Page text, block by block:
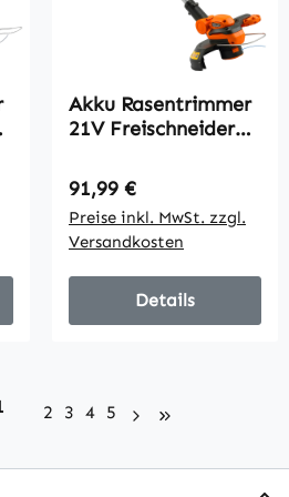
Akku Rasentrimmer
21V Freischneider
Ladegerät 25 cm
Schnittbreite
Verstellbarer
Teleskop-Griff
Regulärer Preis:
91,99 €
Preise inkl. MwSt. zzgl.
Versandkosten
Details
Seite
2 Seite
3 Seite
4 Seite
5